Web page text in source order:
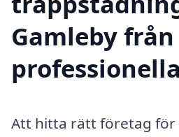
Gamleby från
Att hitta rätt företag för